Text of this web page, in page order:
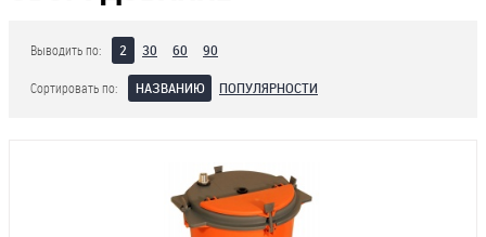
Выводить по: 2 30 60 90
Сортировать по: НАЗВАНИЮ ПОПУЛЯРНОСТИ